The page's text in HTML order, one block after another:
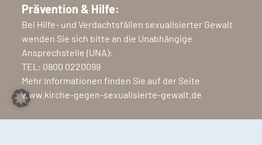
Prävention & Hilfe:
Bei Hilfe- und Verdachtsfällen sexualisierter Gewalt
wenden Sie sich bitte an die Unabhängige
Ansprechstelle (UNA):
TEL: 0800 0220099
Mehr Informationen finden Sie auf der Seite
www.kirche-gegen-sexualisierte-gewalt.de